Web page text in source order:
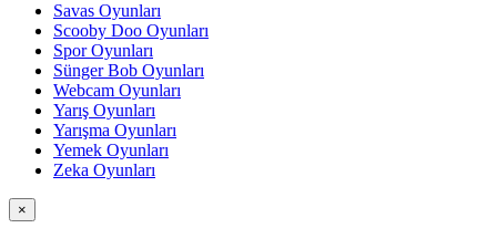
Savas Oyunları
Scooby Doo Oyunları
Spor Oyunları
Sünger Bob Oyunları
Webcam Oyunları
Yarış Oyunları
Yarışma Oyunları
Yemek Oyunları
Zeka Oyunları
×